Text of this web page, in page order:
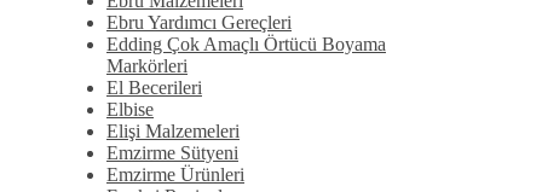
Ebru Yardımcı Gereçleri
Edding Çok Amaçlı Örtücü Boyama
Markörleri
El Becerileri
Elbise
Elişi Malzemeleri
Emzirme Sütyeni
Emzirme Ürünleri